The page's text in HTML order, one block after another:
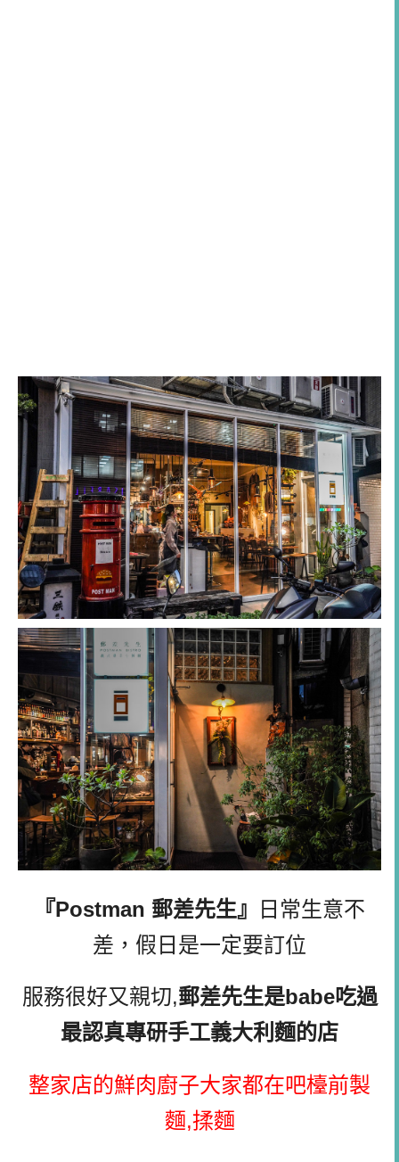
『Postman 郵差先生』
日常生意不
差，假日是一定要訂位
服務很好又親切,郵差先生是babe吃過
最認真專研手工義大利麵的店
整家店的鮮肉廚子大家都在吧檯前製
麵,揉麵